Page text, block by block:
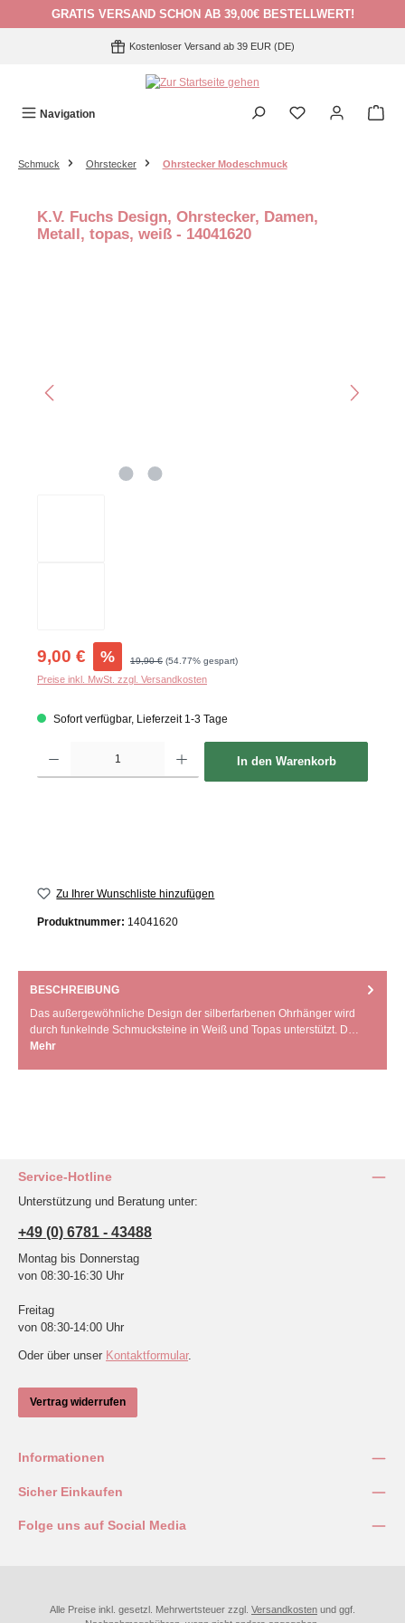
Zum Hauptinhalt springen
GRATIS VERSAND SCHON AB 39,00€ BESTELLWERT!
Kostenloser Versand ab 39 EUR (DE)
Navigation
Schmuck Ohrstecker Ohrstecker Modeschmuck
K.V. Fuchs Design, Ohrstecker, Damen,
Metall, topas, weiß - 14041620
Verkaufspreis:
9,00 € % Regulärer Preis:
19,90 € (54.77% gespart)
Preise inkl. MwSt. zzgl. Versandkosten
Sofort verfügbar, Lieferzeit 1-3 Tage
In den Warenkorb
Zu Ihrer Wunschliste hinzufügen
Produktnummer: 14041620
BESCHREIBUNG
Das außergewöhnliche Design der silberfarbenen Ohrhänger wird
durch funkelnde Schmucksteine in Weiß und Topas unterstützt. D…
Mehr
Service-Hotline
Unterstützung und Beratung unter:
+49 (0) 6781 - 43488
Montag bis Donnerstag
von 08:30-16:30 Uhr
Freitag
von 08:30-14:00 Uhr
Oder über unser Kontaktformular.
Vertrag widerrufen
Informationen
Sicher Einkaufen
Folge uns auf Social Media
Alle Preise inkl. gesetzl. Mehrwertsteuer zzgl. Versandkosten und ggf.